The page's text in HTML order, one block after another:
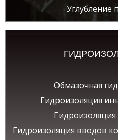
Углубление
Обмазочная
Гидроизоляция
Гидроизоляция вводов